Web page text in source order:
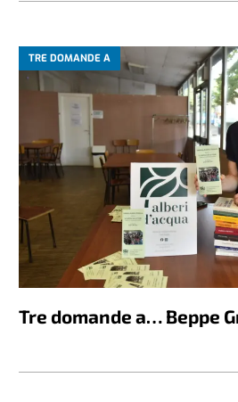
TRE DOMANDE A
Tre domande a… Beppe